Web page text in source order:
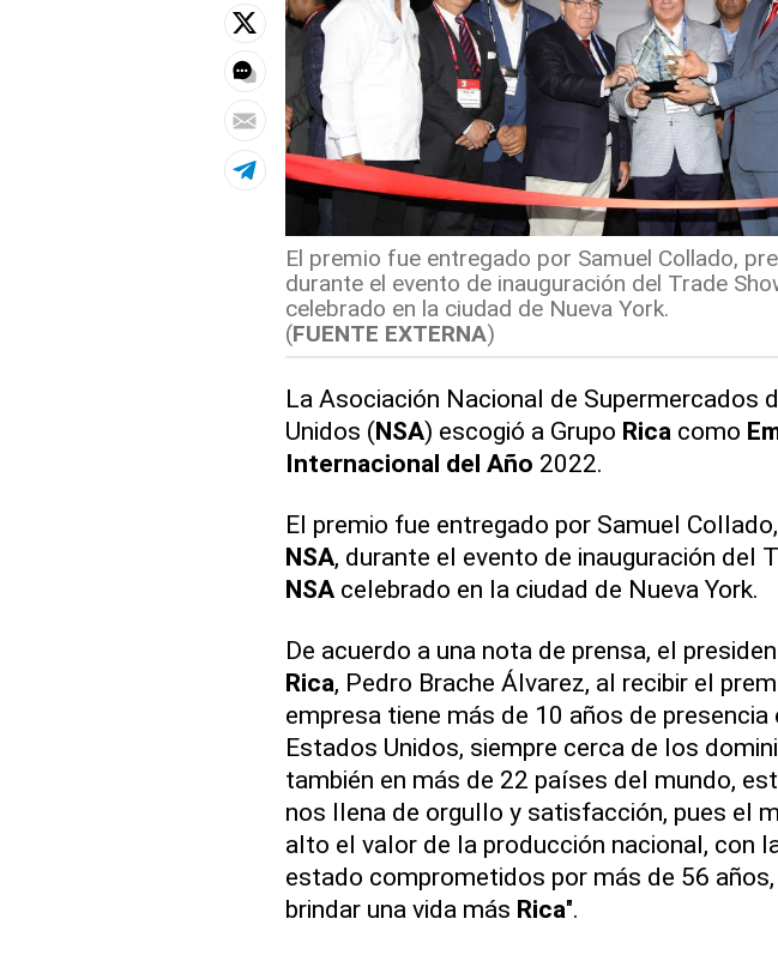
El premio fue entregado por Samuel Collado,
durante el evento de inauguración del Trade
celebrado en la ciudad de Nueva York.
(FUENTE EXTERNA)
La Asociación Nacional de Supermercados
Unidos (NSA) escogió a Grupo Ricacomo
Internacional del Año 2022.
El premio fue entregado por Samuel
NSA, durante el evento de inauguración del
NSAcelebrado en la ciudad de Nueva York.
De acuerdo a una nota de prensa, el
Rica, Pedro Brache Álvarez, al recibir el
empresa tiene más de 10 años de
Estados Unidos, siempre cerca de los
también en más de 22 países del mundo,
nos llena de orgullo y satisfacción, pues el
alto el valor de la producción nacional, con
estado comprometidos por más de 56
brindar una vida más Rica".